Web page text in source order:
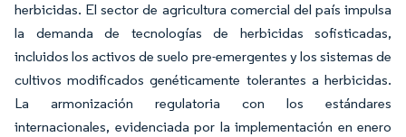
herbicidas. El sector de agricultura comercial del país impulsa
la demanda de tecnologías de herbicidas sofisticadas,
incluidos los activos de suelo pre-emergentes y los sistemas de
cultivos modificados genéticamente tolerantes a herbicidas.
La armonización regulatoria con los estándares
internacionales, evidenciada por la implementación en enero